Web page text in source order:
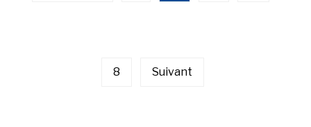
8 Suivant